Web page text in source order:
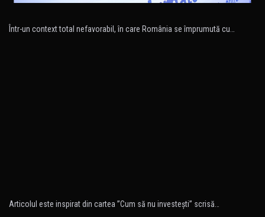
Într-un context total nefavorabil, în care România se împrumută cu…
Articolul este inspirat din cartea ”Cum să nu investeşti” scrisă…